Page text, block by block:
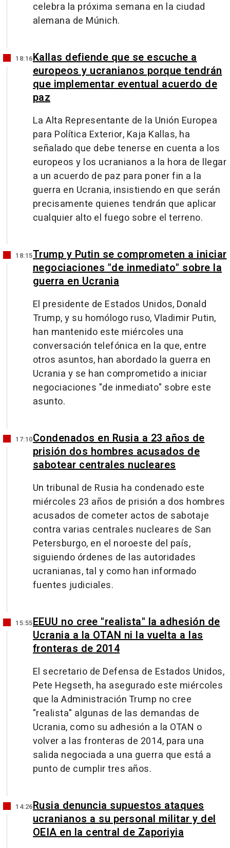
celebra la próxima semana en la ciudad
alemana de Múnich.
18:16Kallas defiende que se escuche a
europeos y ucranianos porque tendrán
que implementar eventual acuerdo de
paz
La Alta Representante de la Unión Europea
para Política Exterior, Kaja Kallas, ha
señalado que debe tenerse en cuenta a los
europeos y los ucranianos a la hora de llegar
a un acuerdo de paz para poner fin a la
guerra en Ucrania, insistiendo en que serán
precisamente quienes tendrán que aplicar
cualquier alto el fuego sobre el terreno.
18:15Trump y Putin se comprometen a iniciar
negociaciones "de inmediato" sobre la
guerra en Ucrania
El presidente de Estados Unidos, Donald
Trump, y su homólogo ruso, Vladimir Putin,
han mantenido este miércoles una
conversación telefónica en la que, entre
otros asuntos, han abordado la guerra en
Ucrania y se han comprometido a iniciar
negociaciones "de inmediato" sobre este
asunto.
17:10Condenados en Rusia a 23 años de
prisión dos hombres acusados de
sabotear centrales nucleares
Un tribunal de Rusia ha condenado este
miércoles 23 años de prisión a dos hombres
acusados de cometer actos de sabotaje
contra varias centrales nucleares de San
Petersburgo, en el noroeste del país,
siguiendo órdenes de las autoridades
ucranianas, tal y como han informado
fuentes judiciales.
15:55EEUU no cree "realista" la adhesión de
Ucrania a la OTAN ni la vuelta a las
fronteras de 2014
El secretario de Defensa de Estados Unidos,
Pete Hegseth, ha asegurado este miércoles
que la Administración Trump no cree
"realista" algunas de las demandas de
Ucrania, como su adhesión a la OTAN o
volver a las fronteras de 2014, para una
salida negociada a una guerra que está a
punto de cumplir tres años.
14:26Rusia denuncia supuestos ataques
ucranianos a su personal militar y del
OEIA en la central de Zaporiyia